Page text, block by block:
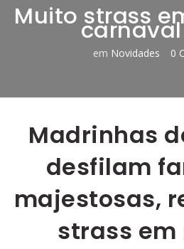
Muito strass
carnaval
em Novidades 0
Madrinhas
desfilam
majestosas,
strass em